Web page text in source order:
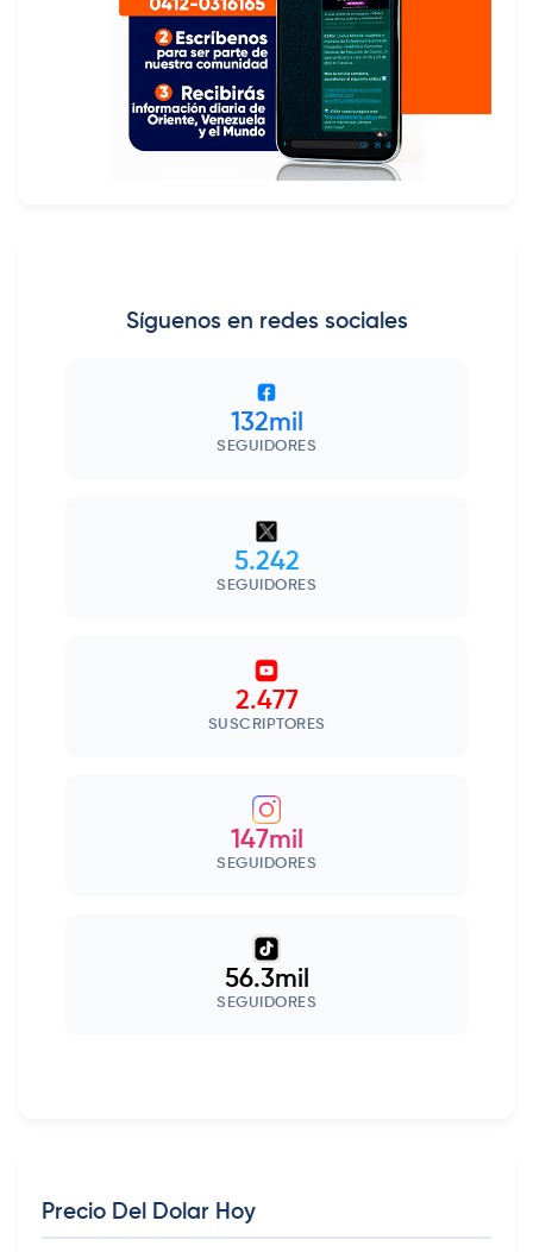
Síguenos en redes sociales
132mil
SEGUIDORES
5.242
SEGUIDORES
2.477
SUSCRIPTORES
147mil
SEGUIDORES
56.3mil
SEGUIDORES
Precio Del Dolar Hoy